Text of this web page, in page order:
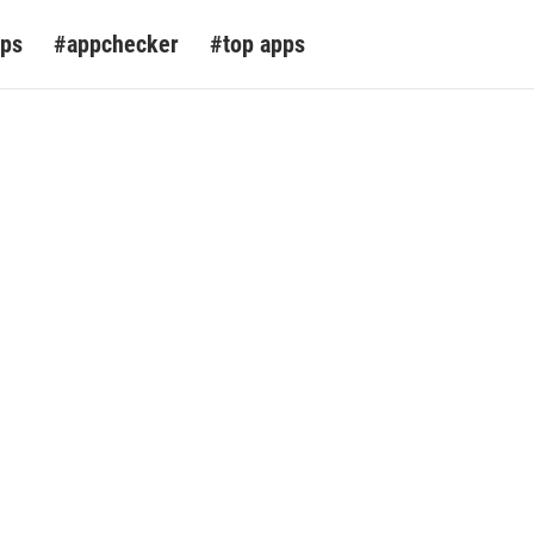
#appchecker #top apps